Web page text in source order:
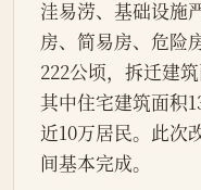
洼易涝、基础设施
房、简易房、危险
222公顷，拆迁建筑
其中住宅建筑面积
近10万居民。此次
间基本完成。